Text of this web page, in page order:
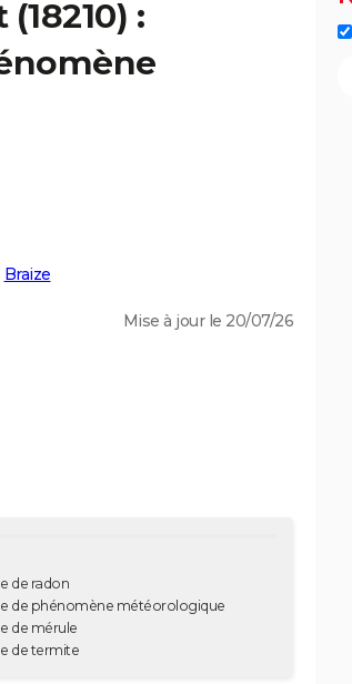
:
Braize
Mise à jour le 20/07/26
de radon
de phénomène météorologique
de mérule
de termite